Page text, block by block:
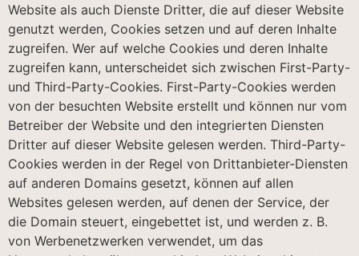
Website als auch Dienste Dritter, die auf dieser Website
genutzt werden, Cookies setzen und auf deren Inhalte
zugreifen. Wer auf welche Cookies und deren Inhalte
zugreifen kann, unterscheidet sich zwischen First-Party-
und Third-Party-Cookies. First-Party-Cookies werden
von der besuchten Website erstellt und können nur vom
Betreiber der Website und den integrierten Diensten
Dritter auf dieser Website gelesen werden. Third-Party-
Cookies werden in der Regel von Drittanbieter-Diensten
auf anderen Domains gesetzt, können auf allen
Websites gelesen werden, auf denen der Service, der
die Domain steuert, eingebettet ist, und werden z. B.
von Werbenetzwerken verwendet, um das